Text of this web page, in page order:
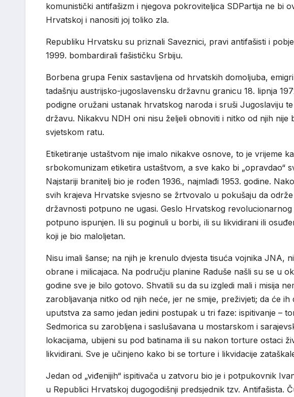
komunistički antifašizm i njegova pokroviteljica SDPartija ne bi
Hrvatskoj i nanositi joj toliko zla.
Republiku Hrvatsku su priznali Saveznici, pravi antifašisti i
1999. bombardirali fašističku Srbiju.
Borbena grupa Fenix sastavljena od hrvatskih domoljuba,
tadašnju austrijsko-jugoslavensku državnu granicu 18. lipnja
podigne oružani ustanak hrvatskog naroda i sruši Jugoslaviju
državu. Nikakvu NDH oni nisu željeli obnoviti i nitko od njih nije
svjetskom ratu.
Etiketiranje ustaštvom nije imalo nikakve osnove, to je vrijeme
srbokomunizam etiketira ustaštvom, a sve kako bi „opravdao“
Najstariji branitelj bio je rođen 1936., najmlađi 1953. godine.
svih krajeva Hrvatske svjesno se žrtvovalo u pokušaju da
državnosti potpuno ne ugasi. Geslo Hrvatskog
potpuno ispunjen. Ili su poginuli u borbi, ili su likvidirani ili
koji je bio maloljetan.
Nisu imali šanse; na njih je krenulo dvjesta tisuća vojnika JNA,
obrane i milicajaca. Na području planine Raduše našli su se u
godine sve je bilo gotovo. Shvatili su da su izgledi mali i misija
zarobljavanja nitko od njih neće, jer ne smije, preživjeti; da će
uputstva za samo jedan jedini postupak u tri faze: ispitivanje –
Sedmorica su zarobljena i saslušavana u mostarskom i
lokacijama, ubijeni su pod batinama ili su nakon torture ostaci
likvidirani. Sve je učinjeno kako bi se torture i likvidacije
Jedan od „viđenijih“ ispitivača u zatvoru bio je i potpukovnik
u Republici Hrvatskoj dugogodišnji predsjednik tzv. Antifašista.